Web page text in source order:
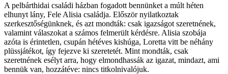
A pelbárthidai családi házban fogadott bennünket a múlt héten
elhunyt lány, Fele Alisia családja. Először nyilatkoztak
szerkesztőségünknek, és azt mondták: csak igazságot szeretnének,
valamint válaszokat a számos felmerült kérdésre. Alisia szobája
azóta is érintetlen, csupán hétéves kishúga, Loretta vitt be néhány
plüssjátékot, így fejezve ki szeretetét. Mint mondták, csak
szeretnének esélyt arra, hogy elmondhassák az igazat, mindazt, ami
bennük van, hozzátéve: nincs titkolnivalójuk.